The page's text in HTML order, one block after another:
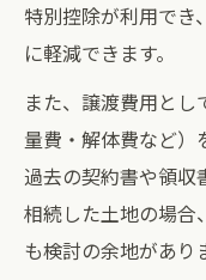
特別控除が利用でき
に軽減できます。
また、譲渡費用と
量費・解体費など）
過去の契約書や領収
相続した土地の場合
も検討の余地があり